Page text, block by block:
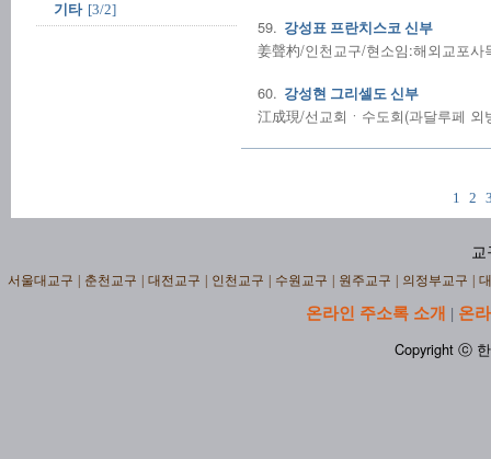
기타 [3/2]
59. 강성표 프란치스코 신부
姜聲杓/인천교구/현소임:해외교포사
60. 강성현 그리셀도 신부
江成現/선교회ㆍ수도회(과달루페
1 2
교
서울대교구 춘천교구 대전교구 인천교구 수원교구 원주교구 의정부교구
온라인 주소록 소개 | 온
Copyright ⓒ